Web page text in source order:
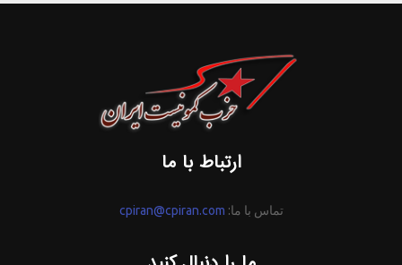
ارتباط با ما
تماس با ما: cpiran@cpiran.com